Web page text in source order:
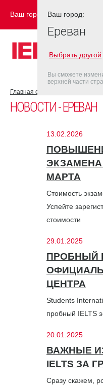
Ваш город: ЕРЕВАН
Главная страница
НОВОСТИ - ЕРЕВАН
13.02.2026
ЭКЗАМЕНА
МАРТА
Стоимость
Успейте
стоимости
29.01.2025
ПРОБНЫЙ
ЦЕНТРА
Students
пробный IELTS
20.01.2025
ВАЖНЫЕ
IELTS ЗА
Сразу скажем,
Ваш город:
Ереван
Выбрать другой
Вы сможете
верхней части